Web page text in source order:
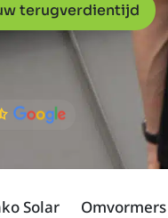
terugverdientijd
Solar Omvormers